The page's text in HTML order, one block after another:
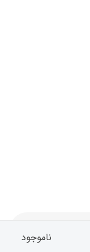
ناموجودمی باشد.